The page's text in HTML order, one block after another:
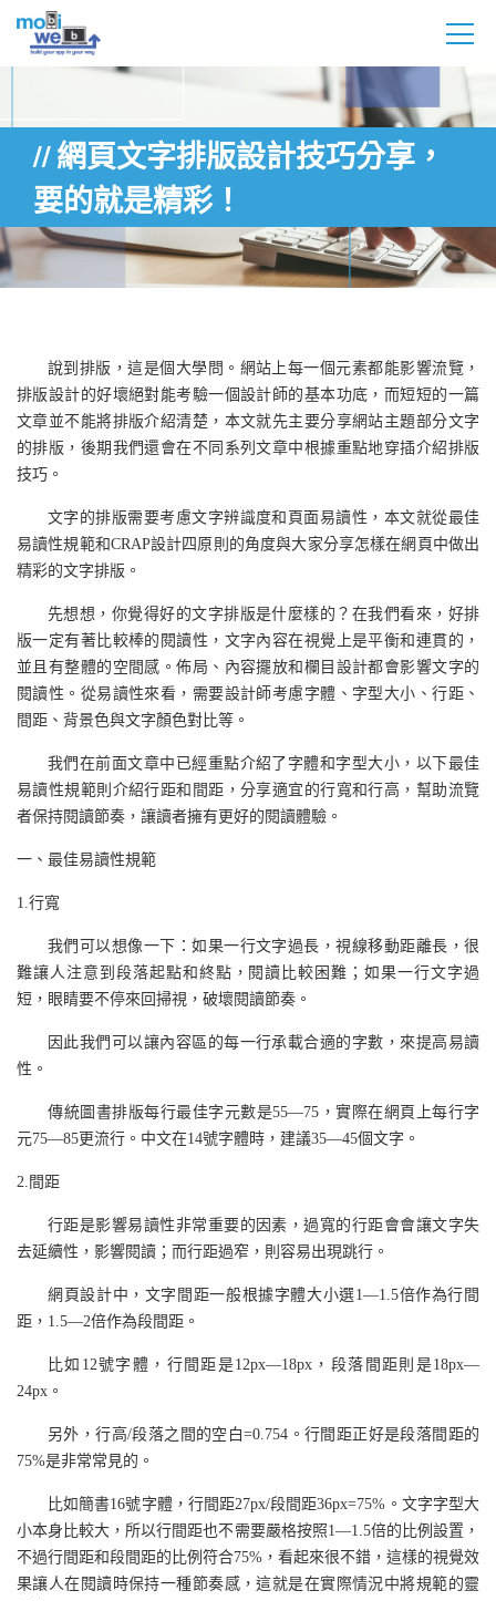
網頁文字排版設計技巧分享，
要的就是精彩！
說到排版，這是個大學問。網站上每一個元素都能影響流覽，
排版設計的好壞絕對能考驗一個設計師的基本功底，而短短的一篇
文章並不能將排版介紹清楚，本文就先主要分享網站主題部分文字
的排版，後期我們還會在不同系列文章中根據重點地穿插介紹排版
技巧。
文字的排版需要考慮文字辨識度和頁面易讀性，本文就從最佳
易讀性規範和CRAP設計四原則的角度與大家分享怎樣在網頁中做出
精彩的文字排版。
先想想，你覺得好的文字排版是什麼樣的？在我們看來，好排
版一定有著比較棒的閱讀性，文字內容在視覺上是平衡和連貫的，
並且有整體的空間感。佈局、內容擺放和欄目設計都會影響文字的
閱讀性。從易讀性來看，需要設計師考慮字體、字型大小、行距、
間距、背景色與文字顏色對比等。
我們在前面文章中已經重點介紹了字體和字型大小，以下最佳
易讀性規範則介紹行距和間距，分享適宜的行寬和行高，幫助流覽
者保持閱讀節奏，讓讀者擁有更好的閱讀體驗。
一、最佳易讀性規範
1.行寬
我們可以想像一下：如果一行文字過長，視線移動距離長，很
難讓人注意到段落起點和終點，閱讀比較困難；如果一行文字過
短，眼睛要不停來回掃視，破壞閱讀節奏。
因此我們可以讓內容區的每一行承載合適的字數，來提高易讀
性。
傳統圖書排版每行最佳字元數是55—75，實際在網頁上每行字
元75—85更流行。中文在14號字體時，建議35—45個文字。
2.間距
行距是影響易讀性非常重要的因素，過寬的行距會會讓文字失
去延續性，影響閱讀；而行距過窄，則容易出現跳行。
網頁設計中，文字間距一般根據字體大小選1—1.5倍作為行間
距，1.5—2倍作為段間距。
比如12號字體，行間距是12px—18px，段落間距則是18px—
24px。
另外，行高/段落之間的空白=0.754。行間距正好是段落間距的
75%是非常常見的。
比如簡書16號字體，行間距27px/段間距36px=75%。文字字型大
小本身比較大，所以行間距也不需要嚴格按照1—1.5倍的比例設置，
不過行間距和段間距的比例符合75%，看起來很不錯，這樣的視覺效
果讓人在閱讀時保持一種節奏感，這就是在實際情況中將規範的靈